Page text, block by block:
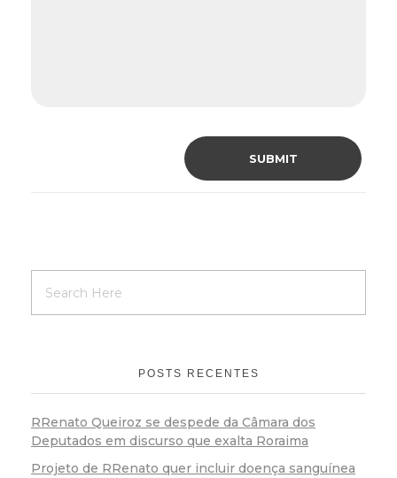
POSTS RECENTES
RRenato Queiroz se despede da Câmara dos
Deputados em discurso que exalta Roraima
Projeto de RRenato quer incluir doença sanguínea